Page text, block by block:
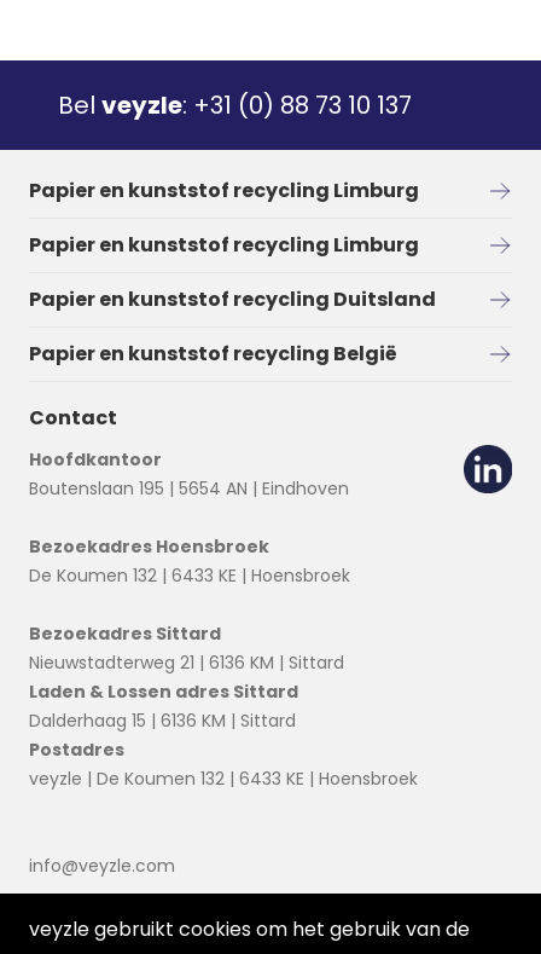
Bel veyzle: +31 (0) 88 73 10 137
Papier en kunststof recycling Limburg
Papier en kunststof recycling Limburg
Papier en kunststof recycling Duitsland
Papier en kunststof recycling België
Contact
Hoofdkantoor
Boutenslaan 195 | 5654 AN | Eindhoven
Bezoekadres Hoensbroek
De Koumen 132 | 6433 KE | Hoensbroek
Bezoekadres Sittard
Nieuwstadterweg 21 | 6136 KM | Sittard
Laden & Lossen adres Sittard
Dalderhaag 15 | 6136 KM | Sittard
Postadres
veyzle | De Koumen 132 | 6433 KE | Hoensbroek
info@veyzle.com
veyzle gebruikt cookies om het gebruik van de